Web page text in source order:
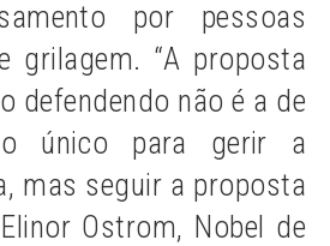
por pessoas
grilagem. “A proposta
defendendo não é a de
único para gerir a
mas seguir a proposta
Ostrom, Nobel de